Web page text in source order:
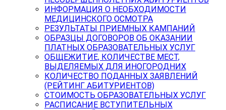
ИНФОРМАЦИЯ О НЕОБХОДИМОСТИ
МЕДИЦИНСКОГО ОСМОТРА
РЕЗУЛЬТАТЫ ПРИЕМНЫХ КАМПАНИЙ
ОБРАЗЦЫ ДОГОВОРОВ ОБ ОКАЗАНИИ
ПЛАТНЫХ ОБРАЗОВАТЕЛЬНЫХ УСЛУГ
ОБЩЕЖИТИЕ, КОЛИЧЕСТВЕ МЕСТ,
ВЫДЕЛЯЕМЫХ ДЛЯ ИНОГОРОДНИХ
КОЛИЧЕСТВО ПОДАННЫХ ЗАЯВЛЕНИЙ
(РЕЙТИНГ АБИТУРИЕНТОВ)
СТОИМОСТЬ ОБРАЗОВАТЕЛЬНЫХ УСЛУГ
РАСПИСАНИЕ ВСТУПИТЕЛЬНЫХ